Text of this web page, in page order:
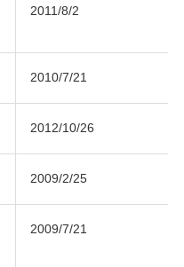
2011/8/2
2010/7/21
2012/10/26
2009/2/25
2009/7/21